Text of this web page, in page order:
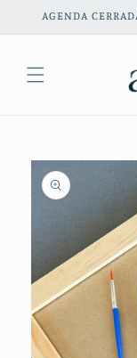
directamente
al contenido
AGENDA
directamente
información